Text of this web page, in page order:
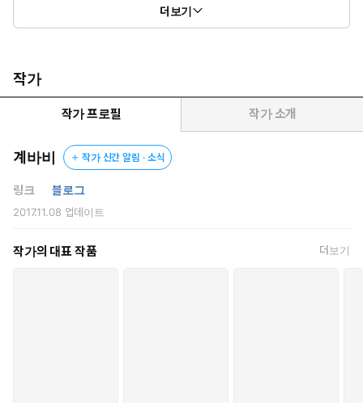
“어차피 유전자를 남길 거 최상의 상대면 서로 좋잖아?”
서린은 이미 투자금 300억에 팔린 뒤였다.
그리고 환성이 제안하는 파혼을 건 내기.
“그럴 일은 없겠지만 제가 지게 된다면… 결혼이면 만족하세요?”
“결혼이야 당연한 거고 그 전에 혼전 임신.”
“방금 뭐라고 하신….”
“결혼 전에 임신하자고.”
무감한 환성의 눈동자가 뱀처럼 가늘어졌다.
더보기
작가
작가 프로필 작가 소개
계바비 작가 신간 알림 · 소식
링크 블로그
2017.11.08 업데이트
작가의 대표 작품 더보기